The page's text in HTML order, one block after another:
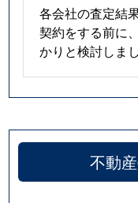
各会社の査定結
契約をする前に
かりと検討しまし
不動